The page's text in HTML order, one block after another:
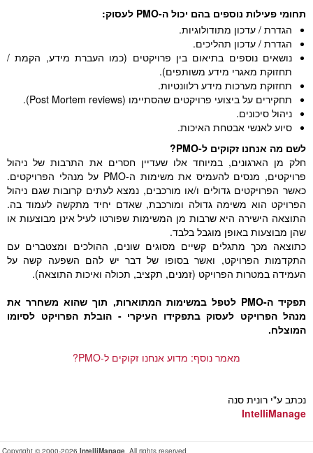
תחומי פעילות נוספים בהם יכול ה-PMO לעסוק:
הגדרת / עדכון מתודולוגיות.
הגדרת / עדכון תהליכים.
נושאים נוספים בתיאום בין פרויקטים (כמו העברת מידע, הקמת /
תחזוקת מאגרי מידע משותפים).
תחזוקת מערכות מידע רלוונטיות.
תחקירים על ביצועי פרויקטים שהסתיימו (Post Mortem reviews).
ניהול סיכונים.
סיוע לאנשי אבטחת האיכות.
לשם מה אנחנו זקוקים ל-PMO?
חלק מן הארגונים, במיוחד אלו שעדיין חסרים את התרבות של ניהול
פרויקטים, מנסים להעמיס את משימות ה-PMO על מנהלי הפרויקטים.
כאשר הפרויקטים גדולים ו/או מורכבים, נמצא לעתים קרובות שגם ניהול
הפרויקט הוא משימה גדולה ומורכבת, שאדם יחיד מתקשה לעמוד בה.
התוצאה הישירה היא שרבות מן המשימות שפורטו לעיל אינן מבוצעות או
שהן מבוצעות באופן מוגבל בלבד.
כתוצאה מכך מתגלים קשיים מסוגים שונים, ההולכים ומצטברים עם
התקדמות הפרויקט, ואשר בסופו של דבר יש להם השפעה קשה על
העמידה במטרות הפרויקט (זמנים, תקציב, תכולה ואיכות התוצאה).
תפקיד ה-PMO לטפל במשימות המתוארות, תוך שהוא משחרר את
מנהל הפרויקט לעסוק בתפקידו העיקרי - הובלת הפרויקט לסיומו
המוצלח.
מאמר נוסף: מדוע אנחנו זקוקים ל-PMO?
נכתב ע"י רונית סנה
IntelliManage
Copyright © 2000-2026 IntelliManage , All rights reserved.